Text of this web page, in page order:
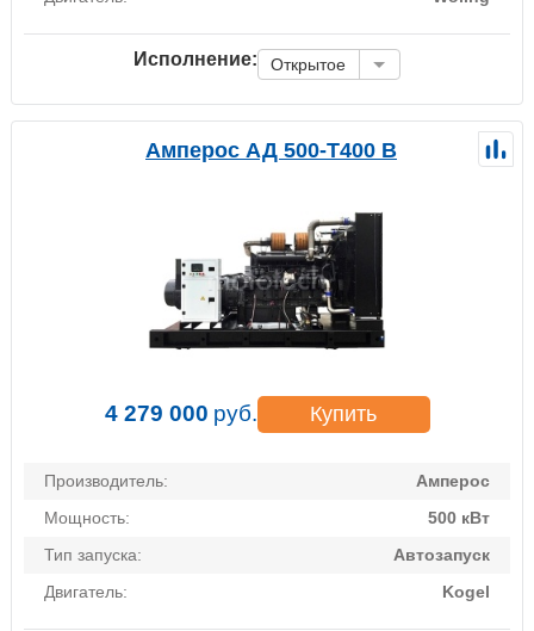
Исполнение: Открытое
Амперос АД 500-Т400 B
4 279 000 руб. Купить
Производитель:
Амперос
Мощность:
500 кВт
Тип запуска:
Автозапуск
Двигатель:
Kogel